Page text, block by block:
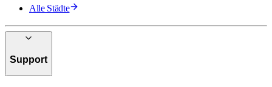
Alle Städte
Support